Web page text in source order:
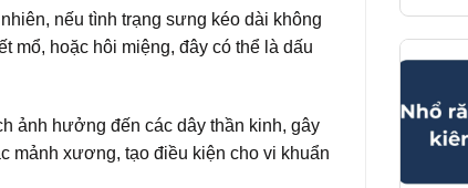
nếu tình trạng sưng kéo dài không
mổ, hoặc hôi miệng, đây có thể là dấu
ảnh hưởng đến các dây thần kinh, gây
mảnh xương, tạo điều kiện cho vi khuẩn